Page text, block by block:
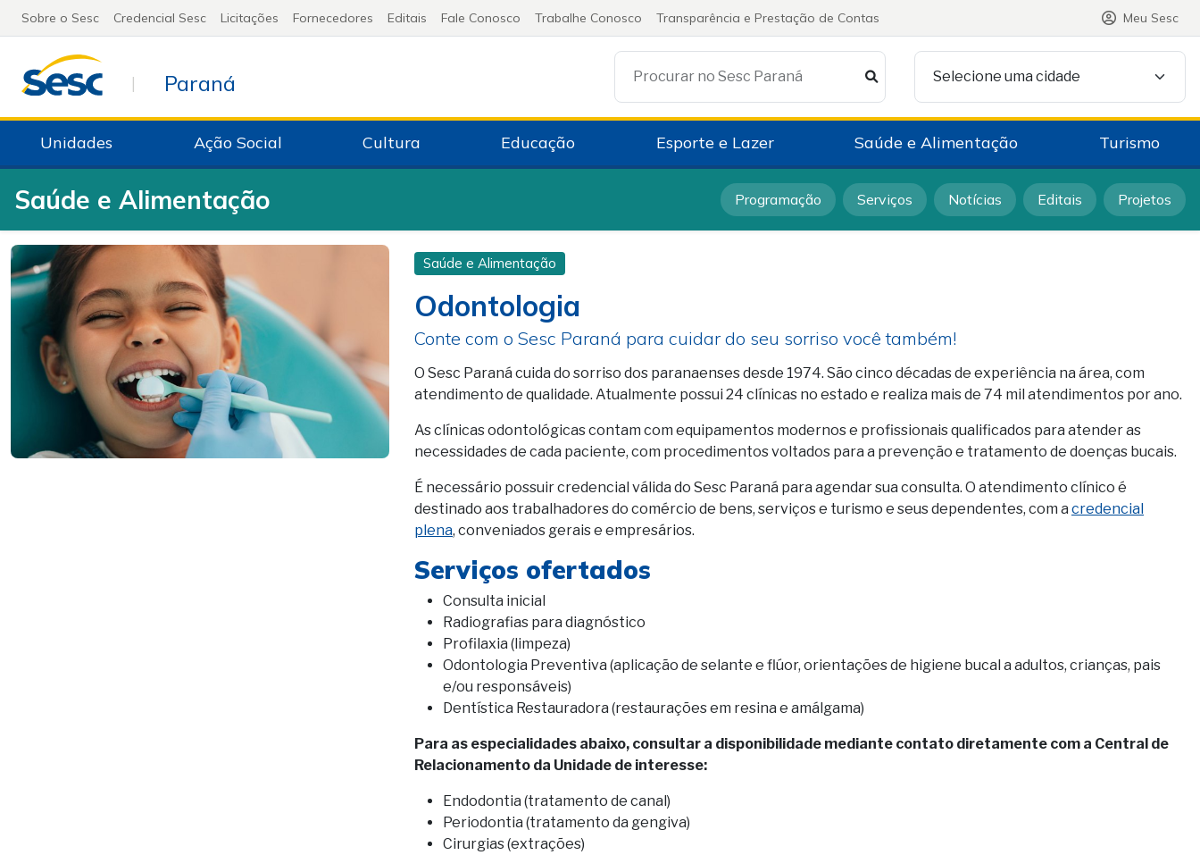
Sobre o Sesc Credencial Sesc Licitações Fornecedores Editais Fale Conosco Trabalhe Conosco Transparência e Prestação de Contas Meu Sesc
Paraná Procurar no Sesc Paraná Selecione uma cidade
Unidades Ação Social Cultura Educação Esporte e Lazer Saúde e Alimentação Turismo
Saúde e Alimentação Programação Serviços Notícias Editais Projetos
Saúde e Alimentação
Odontologia
Conte com o Sesc Paraná para cuidar do seu sorriso você também!
O Sesc Paraná cuida do sorriso dos paranaenses desde 1974. São cinco décadas de experiência na área, com
atendimento de qualidade. Atualmente possui 24 clínicas no estado e realiza mais de 74 mil atendimentos por ano.
As clínicas odontológicas contam com equipamentos modernos e profissionais qualificados para atender as
necessidades de cada paciente, com procedimentos voltados para a prevenção e tratamento de doenças bucais.
É necessário possuir credencial válida do Sesc Paraná para agendar sua consulta. O atendimento clínico é
destinado aos trabalhadores do comércio de bens, serviços e turismo e seus dependentes, com a credencial
plena, conveniados gerais e empresários.
Serviços ofertados
Consulta inicial
Radiografias para diagnóstico
Profilaxia (limpeza)
Odontologia Preventiva (aplicação de selante e flúor, orientações de higiene bucal a adultos, crianças, pais
e/ou responsáveis)
Dentística Restauradora (restaurações em resina e amálgama)
Para as especialidades abaixo, consultar a disponibilidade mediante contato diretamente com a Central de
Relacionamento da Unidade de interesse:
Endodontia (tratamento de canal)
Periodontia (tratamento da gengiva)
Cirurgias (extrações)